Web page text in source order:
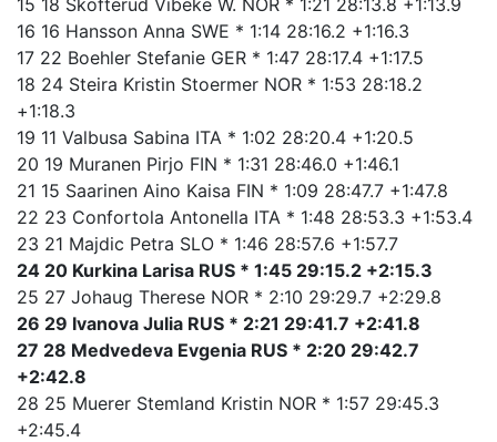
16 16 Hansson Anna SWE * 1:14 28:16.2 +1:16.3
17 22 Boehler Stefanie GER * 1:47 28:17.4 +1:17.5
18 24 Steira Kristin Stoermer NOR * 1:53 28:18.2
+1:18.3
19 11 Valbusa Sabina ITA * 1:02 28:20.4 +1:20.5
20 19 Muranen Pirjo FIN * 1:31 28:46.0 +1:46.1
21 15 Saarinen Aino Kaisa FIN * 1:09 28:47.7 +1:47.8
22 23 Confortola Antonella ITA * 1:48 28:53.3 +1:53.4
23 21 Majdic Petra SLO * 1:46 28:57.6 +1:57.7
24 20 Kurkina Larisa RUS * 1:45 29:15.2 +2:15.3
25 27 Johaug Therese NOR * 2:10 29:29.7 +2:29.8
26 29 Ivanova Julia RUS * 2:21 29:41.7 +2:41.8
27 28 Medvedeva Evgenia RUS * 2:20 29:42.7
+2:42.8
28 25 Muerer Stemland Kristin NOR * 1:57 29:45.3
+2:45.4